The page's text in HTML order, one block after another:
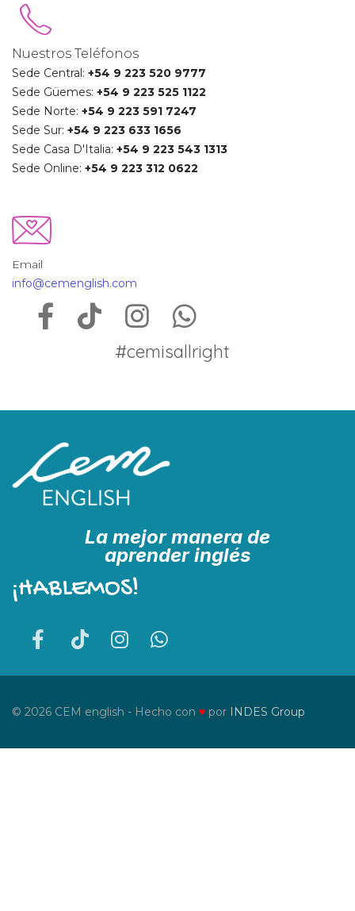
Nuestros Teléfonos
Sede Central: +54 9 223 520 9777
Sede Güemes: +54 9 223 525 1122
Sede Norte: +54 9 223 591 7247
Sede Sur: +54 9 223 633 1656
Sede Casa D'Italia: +54 9 223 543 1313
Sede Online: +54 9 223 312 0622
Email
info@cemenglish.com
#cemisallright
La mejor manera de
aprender inglés
¡HABLEMOS!
© 2026 CEM english - Hecho con ♥ por INDES Group